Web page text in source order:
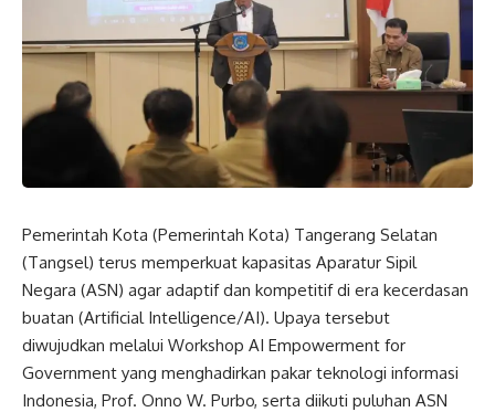
Pemerintah Kota (Pemerintah Kota) Tangerang Selatan
(Tangsel) terus memperkuat kapasitas Aparatur Sipil
Negara (ASN) agar adaptif dan kompetitif di era kecerdasan
buatan (Artificial Intelligence/AI). Upaya tersebut
diwujudkan melalui Workshop AI Empowerment for
Government yang menghadirkan pakar teknologi informasi
Indonesia, Prof. Onno W. Purbo, serta diikuti puluhan ASN